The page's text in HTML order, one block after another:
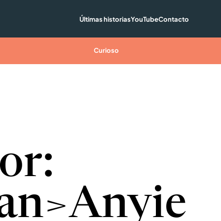
Últimas historiasYouTubeContacto
Curioso